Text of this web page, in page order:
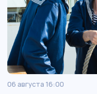
06 августа 16:00